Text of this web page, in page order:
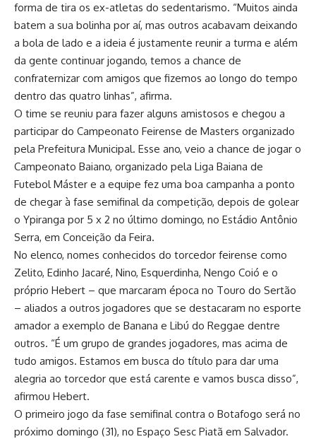
forma de tira os ex-atletas do sedentarismo. “Muitos ainda
batem a sua bolinha por aí, mas outros acabavam deixando
a bola de lado e a ideia é justamente reunir a turma e além
da gente continuar jogando, temos a chance de
confraternizar com amigos que fizemos ao longo do tempo
dentro das quatro linhas”, afirma.
O time se reuniu para fazer alguns amistosos e chegou a
participar do Campeonato Feirense de Masters organizado
pela Prefeitura Municipal. Esse ano, veio a chance de jogar o
Campeonato Baiano, organizado pela Liga Baiana de
Futebol Máster e a equipe fez uma boa campanha a ponto
de chegar à fase semifinal da competição, depois de golear
o Ypiranga por 5 x 2 no último domingo, no Estádio Antônio
Serra, em Conceição da Feira.
No elenco, nomes conhecidos do torcedor feirense como
Zelito, Edinho Jacaré, Nino, Esquerdinha, Nengo Coió e o
próprio Hebert – que marcaram época no Touro do Sertão
– aliados a outros jogadores que se destacaram no esporte
amador a exemplo de Banana e Libú do Reggae dentre
outros. “É um grupo de grandes jogadores, mas acima de
tudo amigos. Estamos em busca do título para dar uma
alegria ao torcedor que está carente e vamos busca disso”,
afirmou Hebert.
O primeiro jogo da fase semifinal contra o Botafogo será no
próximo domingo (31), no Espaço Sesc Piatã em Salvador.